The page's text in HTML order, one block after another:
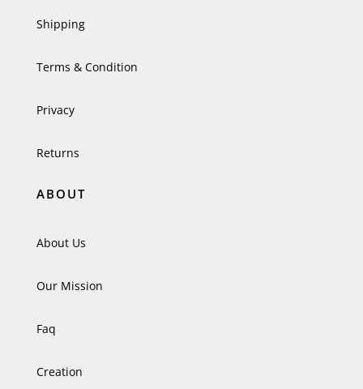
Shipping
Terms & Condition
Privacy
Returns
ABOUT
About Us
Our Mission
Faq
Creation